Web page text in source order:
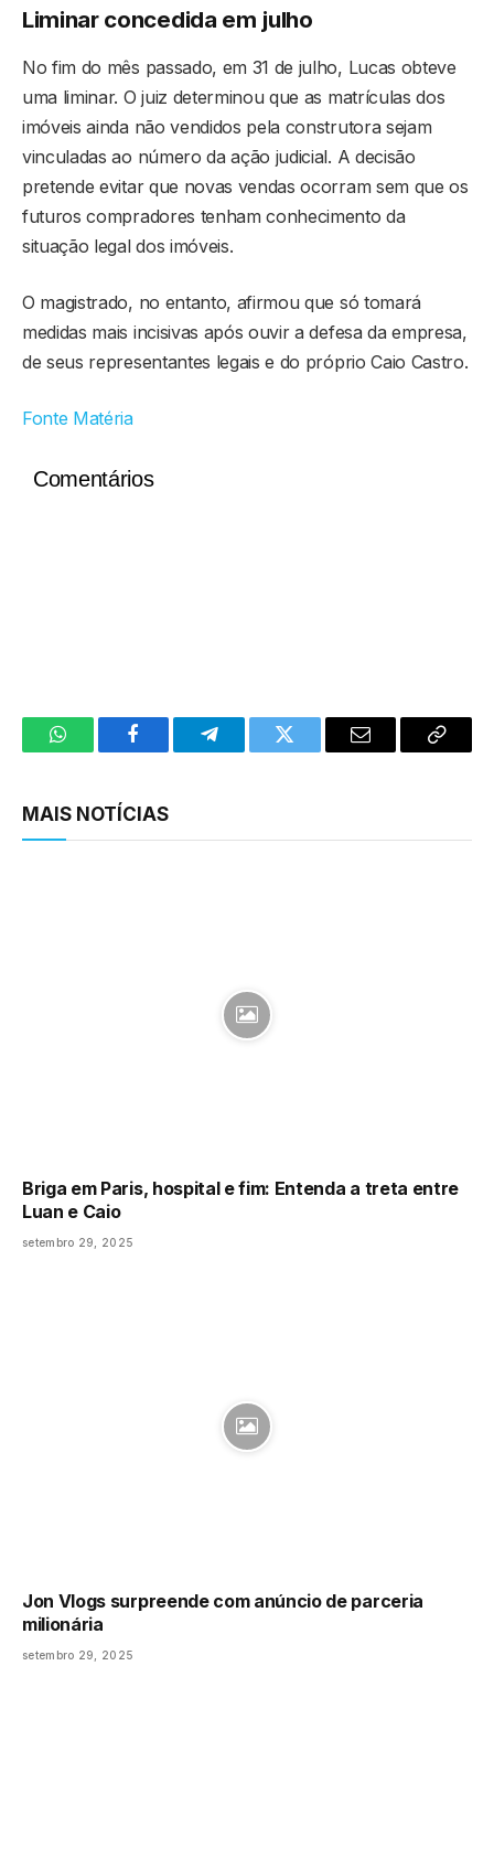
Liminar concedida em julho
No fim do mês passado, em 31 de julho, Lucas obteve
uma liminar. O juiz determinou que as matrículas dos
imóveis ainda não vendidos pela construtora sejam
vinculadas ao número da ação judicial. A decisão
pretende evitar que novas vendas ocorram sem que os
futuros compradores tenham conhecimento da
situação legal dos imóveis.
O magistrado, no entanto, afirmou que só tomará
medidas mais incisivas após ouvir a defesa da empresa,
de seus representantes legais e do próprio Caio Castro.
Fonte Matéria
Comentários
WhatsAppFacebookTelegramTwitter Email
Copy
MAIS NOTÍCIAS
Briga em Paris, hospital e fim: Entenda a treta entre
Luan e Caio
setembro 29, 2025
Jon Vlogs surpreende com anúncio de parceria
milionária
setembro 29, 2025